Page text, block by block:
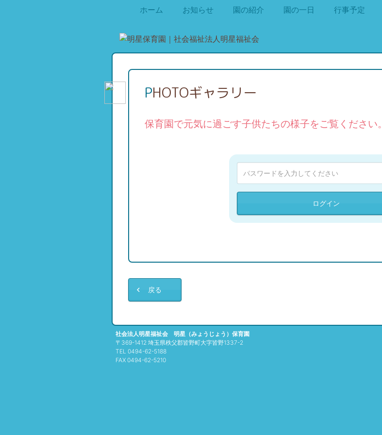
ホーム お知らせ 園の紹介 園の一日 行事予定
PHOTOギャラリー
保育園で元気に過ごす子供たちの様子をご覧ください。
戻る
社会法人明星福祉会 明星（みょうじょう）保育園
〒369-1412 埼玉県秩父郡皆野町大字皆野1337-2
TEL 0494-62-5188
FAX 0494-62-5210